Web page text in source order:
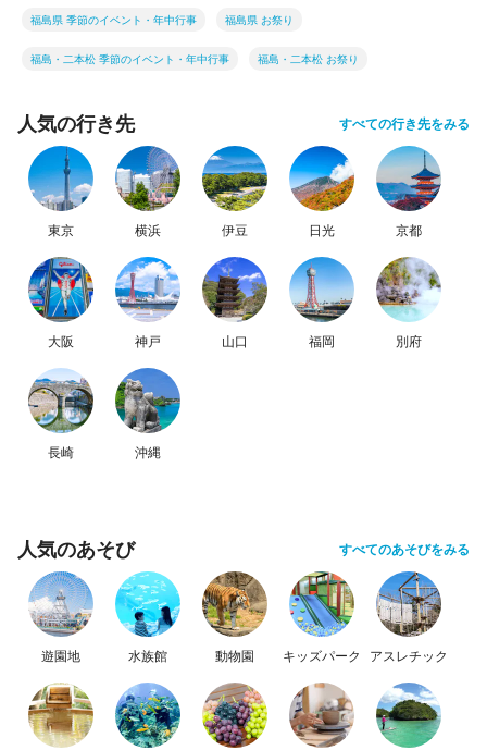
福島県 季節のイベント・年中行事 福島県 お祭り
福島・二本松 季節のイベント・年中行事 福島・二本松 お祭り
人気の行き先 すべての行き先をみる
東京 横浜 伊豆 日光 京都
大阪 神戸 山口 福岡 別府
長崎 沖縄
人気のあそび すべてのあそびをみる
遊園地 水族館 動物園 キッズパーク アスレチック